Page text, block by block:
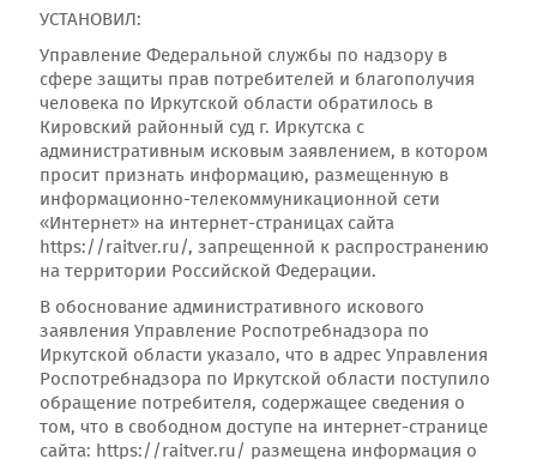
УСТАНОВИЛ:
Управление Федеральной службы по надзору в
сфере защиты прав потребителей и благополучия
человека по Иркутской области обратилось в
Кировский районный суд г. Иркутска с
административным исковым заявлением, в котором
просит признать информацию, размещенную в
информационно-телекоммуникационной сети
«Интернет» на интернет-страницах сайта
https://raitver.ru/, запрещенной к распространению
на территории Российской Федерации.
В обоснование административного искового
заявления Управление Роспотребнадзора по
Иркутской области указало, что в адрес Управления
Роспотребнадзора по Иркутской области поступило
обращение потребителя, содержащее сведения о
том, что в свободном доступе на интернет-странице
сайта: https://raitver.ru/ размещена информация о